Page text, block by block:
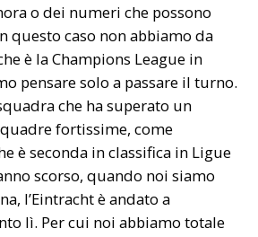
o dei numeri che possono
questo caso non abbiamo da
è la Champions League in
pensare solo a passare il turno.
che ha superato un
fortissime, come
è seconda in classifica in Ligue
scorso, quando noi siamo
l’Eintracht è andato a
lì. Per cui noi abbiamo totale